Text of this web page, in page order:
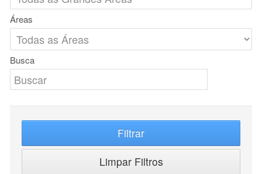
Áreas
Busca
Filtrar
Limpar Filtros